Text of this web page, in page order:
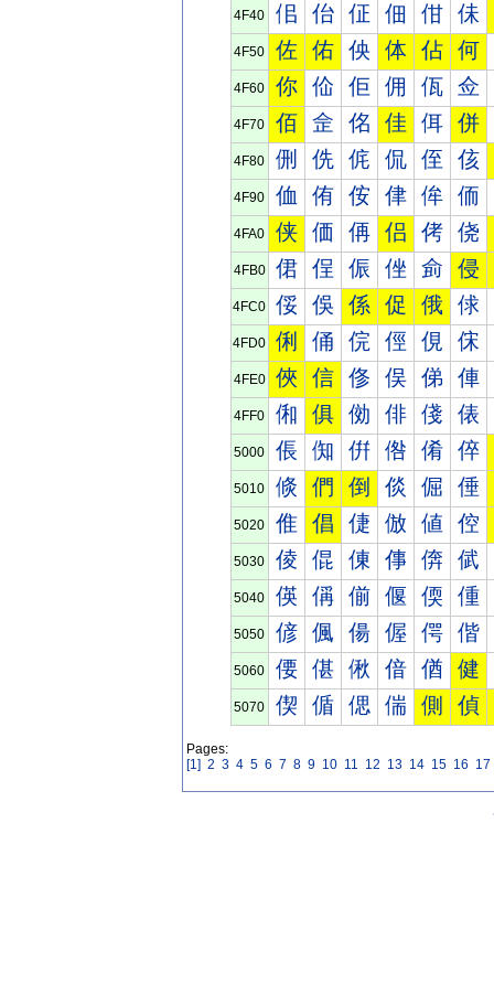
4F40 佀 佁 佂 佃 佄 佅
4F50 佐 佑 佒 体 佔 何
4F60 你 佡 佢 佣 佤 佥
4F70 佰 佱 佲 佳 佴 併
4F80 侀 侁 侂 侃 侄 侅
4F90 侐 侑 侒 侓 侔 侕
4FA0 侠 価 侢 侣 侤 侥
4FB0 侰 侱 侲 侳 侴 侵
4FC0 俀 俁 係 促 俄 俅
4FD0 俐 俑 俒 俓 俔 俕
4FE0 俠 信 俢 俣 俤 俥
4FF0 俰 俱 俲 俳 俴 俵
5000 倀 倁 倂 倃 倄 倅
5010 倐 們 倒 倓 倔 倕
5020 倠 倡 倢 倣 値 倥
5030 倰 倱 倲 倳 倴 倵
5040 偀 偁 偂 偃 偄 偅
5050 偐 偑 偒 偓 偔 偕
5060 偠 偡 偢 偣 偤 健
5070 偰 偱 偲 偳 側 偵
Pages:
[1] 2 3 4 5 6 7 8 9 10 11 12 13 14 15 16 17